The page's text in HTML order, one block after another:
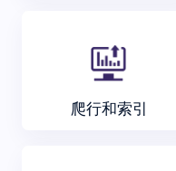
爬行和索引